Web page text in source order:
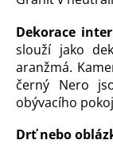
Dekorace
slouží jako
aranžmá.
černý Nero
obývacího
Drť nebo